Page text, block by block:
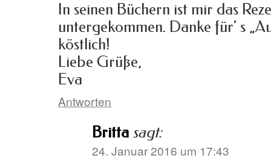
In seinen Büchern ist mir das
untergekommen. Danke für‘ s
köstlich!
Liebe Grüße,
Eva
Antworten
Britta sagt:
24. Januar 2016 um 17:43